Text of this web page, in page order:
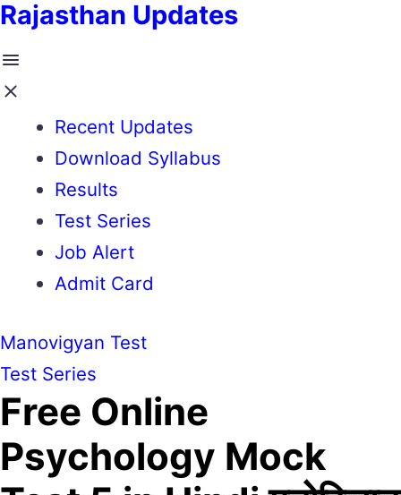
Rajasthan Updates
Recent Updates
Download Syllabus
Results
Test Series
Job Alert
Admit Card
Manovigyan Test
Test Series
Free Online
Psychology Mock